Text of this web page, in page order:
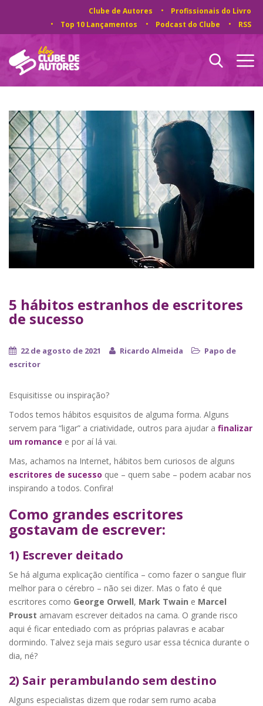
Clube de Autores
Profissionais do Livro
Top 10 Lançamentos
Podcast do Clube RSS
5 hábitos estranhos de escritores
de sucesso
22 de agosto de 2021 Ricardo Almeida
Papo de
escritor
Esquisitisse ou inspiração?
Todos temos hábitos esquisitos de alguma forma. Alguns
servem para “ligar” a criatividade, outros para ajudar a finalizar
um romance e por aí lá vai.
Mas, achamos na Internet, hábitos bem curiosos de alguns
escritores de sucesso que – quem sabe – podem acabar nos
inspirando a todos. Confira!
Como grandes escritores
gostavam de escrever:
1) Escrever deitado
Se há alguma explicação científica – como fazer o sangue fluir
melhor para o cérebro – não sei dizer. Mas o fato é que
escritores como George Orwell, Mark Twain e Marcel
Proust amavam escrever deitados na cama. O grande risco
aqui é ficar entediado com as próprias palavras e acabar
dormindo. Talvez seja mais seguro usar essa técnica durante o
dia, né?
2) Sair perambulando sem destino
Alguns especialistas dizem que rodar sem rumo acaba